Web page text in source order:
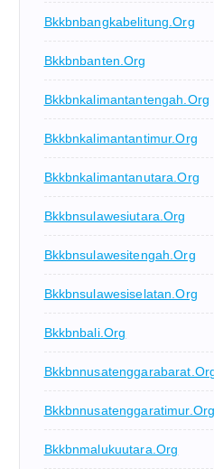
Bkkbnbangkabelitung.org
Bkkbnbanten.org
Bkkbnkalimantantengah.org
Bkkbnkalimantantimur.org
Bkkbnkalimantanutara.org
Bkkbnsulawesiutara.org
Bkkbnsulawesitengah.org
Bkkbnsulawesiselatan.org
Bkkbnbali.org
Bkkbnnusatenggaratimur.org
Bkkbnmalukuutara.org